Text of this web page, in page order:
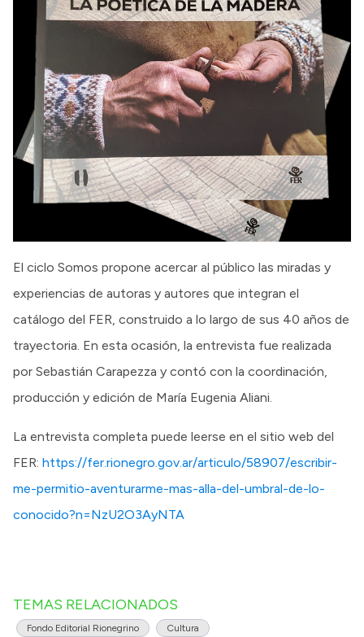
El ciclo Somos propone acercar al público las miradas y
experiencias de autoras y autores que integran el
catálogo del FER, construido a lo largo de sus 40 años de
trayectoria. En esta ocasión, la entrevista fue realizada
por Sebastián Carapezza y contó con la coordinación,
producción y edición de María Eugenia Aliani.
La entrevista completa puede leerse en el sitio web del
FER: https://fer.rionegro.gov.ar/articulo/58907/escribir-
me-permitio-aventurarme-mas-alla-del-umbral-de-lo-
conocido?n=NzU2O3AyNTA
TEMAS RELACIONADOS
Fondo Editorial Rionegrino Cultura